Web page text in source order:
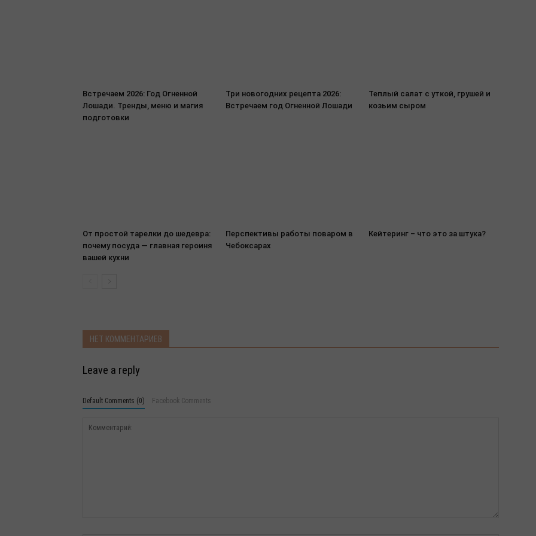
Встречаем 2026: Год Огненной
Лошади. Тренды, меню и магия
подготовки
Три новогодних рецепта 2026:
Встречаем год Огненной Лошади
Теплый салат с уткой, грушей и
козьим сыром
От простой тарелки до шедевра:
почему посуда — главная героиня
вашей кухни
Перспективы работы поваром в
Чебоксарах
Кейтеринг – что это за штука?
НЕТ КОММЕНТАРИЕВ
Leave a reply
Default Comments (0) Facebook Comments